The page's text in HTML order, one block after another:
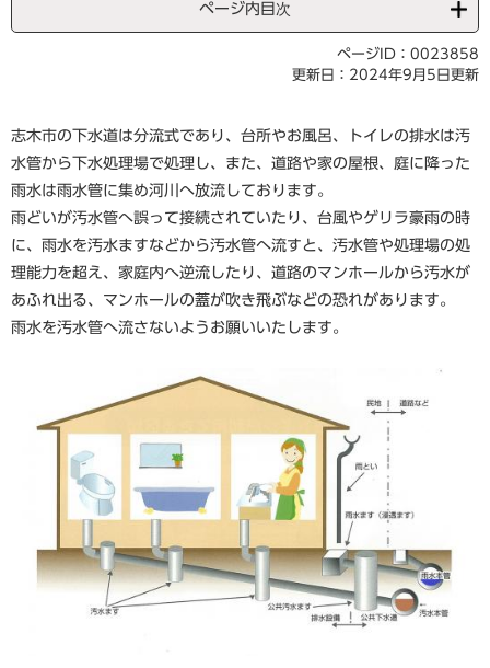
ページ内目次
ページID：0023858
更新日：2024年9月5日更新
志木市の下水道は分流式であり、台所やお風呂、トイレの排水は汚
水管から下水処理場で処理し、また、道路や家の屋根、庭に降った
雨水は雨水管に集め河川へ放流しております。
雨どいが汚水管へ誤って接続されていたり、台風やゲリラ豪雨の時
に、雨水を汚水ますなどから汚水管へ流すと、汚水管や処理場の処
理能力を超え、家庭内へ逆流したり、道路のマンホールから汚水が
あふれ出る、マンホールの蓋が吹き飛ぶなどの恐れがあります。
雨水を汚水管へ流さないようお願いいたします。